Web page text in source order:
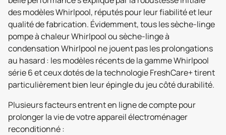
des modèles Whirlpool, réputés pour leur fiabilité et leur
qualité de fabrication. Évidemment, tous les sèche-linge
pompe à chaleur Whirlpool ou sèche-linge à
condensation Whirlpool ne jouent pas les prolongations
au hasard : les modèles récents de la gamme Whirlpool
série 6 et ceux dotés de la technologie FreshCare+ tirent
particulièrement bien leur épingle du jeu côté durabilité.
Plusieurs facteurs entrent en ligne de compte pour
prolonger la vie de votre appareil électroménager
reconditionné :